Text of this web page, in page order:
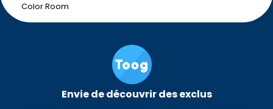
Color Room
Envie de découvrir des exclus